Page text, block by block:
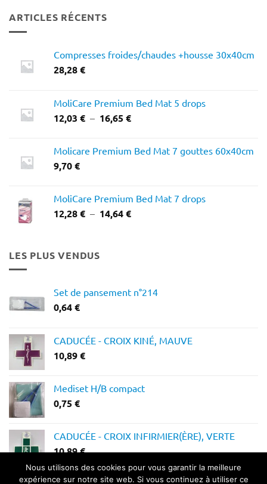
ARTICLES RÉCENTS
Compresses froides/chaudes +housse 30x40cm
28,28€
MoliCare Premium Bed Mat 5 drops
12,03 € – 16,65€Plage
12,03 €
Molicare Premium Bed Mat 7 gouttes 60x40cm
9,70€
MoliCare Premium Bed Mat 7 drops
12,28€ – 14,64€Plage
LES PLUS VENDUS
Set de pansement n°214
0,64€
CADUCÉE - CROIX KINÉ, MAUVE
10,89€
Mediset H/B compact
0,75€
CADUCÉE - CROIX INFIRMIER(ÈRE), VERTE
10,89€
Nous utilisons des cookies pour vous garantir la meilleure
expérience sur notre site web. Si vous continuez à utiliser ce